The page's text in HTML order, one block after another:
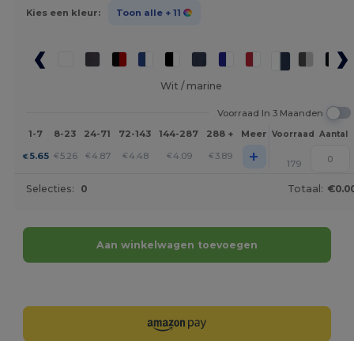
Kies een kleur: Toon alle + 11
Wit / marine
Voorraad In 3 Maanden
1-7
8-23 24-71 72-143 144-287 288 + Meer Voorraad Aantal
€5.65 € 5.26 €4.87 €4.48 €4.09 € 3.89 + 179
Selecties: 0 Totaal:
Aan winkelwagen toevoegen